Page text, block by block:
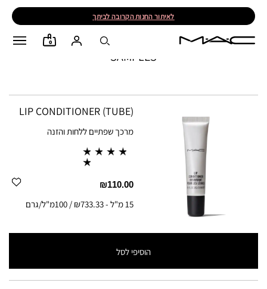
לאיתור החנות הקרובה לביתך
0
SAMPLES
LIP CONDITIONER (TUBE)
מרכך שפתיים ללחות והזנה
₪110.00
15 מ"ל -₪733.33 / 100מ"ל/גרם
הוסיפי לסל